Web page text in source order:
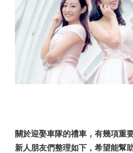
關於迎娶車隊的禮車，有幾項重
新人朋友們整理如下，希望能幫